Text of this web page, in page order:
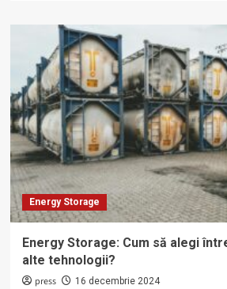
Energy
Storage:
Cum
să
stochezi
eficient
energia
produsă
de
panourile
solare?
Energy Storage
Energy Storage: Cum să alegi
alte tehnologii?
press 16 decembrie 2024